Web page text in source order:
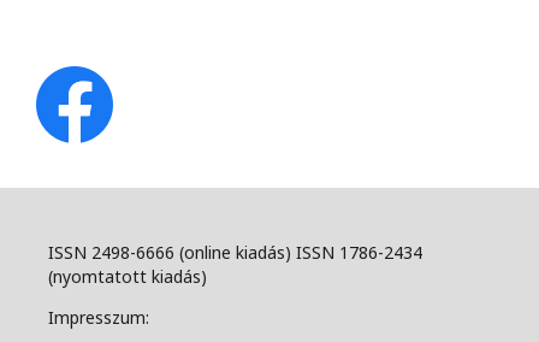
ISSN 2498-6666 (online kiadás) ISSN 1786-2434
(nyomtatott kiadás)
Impresszum: